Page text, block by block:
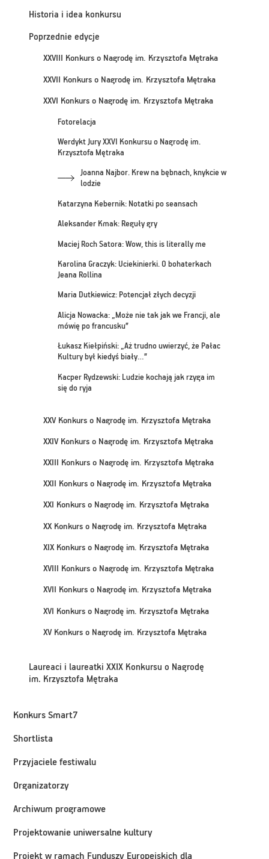
Historia i idea konkursu
Poprzednie edycje
XXVIII Konkurs o Nagrodę im. Krzysztofa Mętraka
XXVII Konkurs o Nagrodę im. Krzysztofa Mętraka
XXVI Konkurs o Nagrodę im. Krzysztofa Mętraka
Fotorelacja
Werdykt Jury XXVI Konkursu o Nagrodę im.
Krzysztofa Mętraka
Joanna Najbor. Krew na bębnach, knykcie w
lodzie
Katarzyna Kebernik: Notatki po seansach
Aleksander Kmak: Reguły gry
Maciej Roch Satora: Wow, this is literally me
Karolina Graczyk: Uciekinierki. O bohaterkach
Jeana Rollina
Maria Dutkiewicz: Potencjał złych decyzji
Alicja Nowacka: „Może nie tak jak we Francji, ale
mówię po francusku”
Łukasz Kiełpiński: „Aż trudno uwierzyć, że Pałac
Kultury był kiedyś biały…”
Kacper Rydzewski: Ludzie kochają jak rzyga im
się do ryja
XXV Konkurs o Nagrodę im. Krzysztofa Mętraka
XXIV Konkurs o Nagrodę im. Krzysztofa Mętraka
XXIII Konkurs o Nagrodę im. Krzysztofa Mętraka
XXII Konkurs o Nagrodę im. Krzysztofa Mętraka
XXI Konkurs o Nagrodę im. Krzysztofa Mętraka
XX Konkurs o Nagrodę im. Krzysztofa Mętraka
XIX Konkurs o Nagrodę im. Krzysztofa Mętraka
XVIII Konkurs o Nagrodę im. Krzysztofa Mętraka
XVII Konkurs o Nagrodę im. Krzysztofa Mętraka
XVI Konkurs o Nagrodę im. Krzysztofa Mętraka
XV Konkurs o Nagrodę im. Krzysztofa Mętraka
Laureaci i laureatki XXIX Konkursu o Nagrodę
im. Krzysztofa Mętraka
Konkurs Smart7
Shortlista
Przyjaciele festiwalu
Organizatorzy
Archiwum programowe
Projektowanie uniwersalne kultury
Projekt w ramach Funduszy Europejskich dla